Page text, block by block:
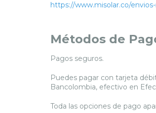
https://www.misolar.co/
Métodos de
Pagos seguros.
Puedes pagar con tarjeta
Bancolombia, efectivo en
Toda las opciones de pago